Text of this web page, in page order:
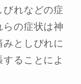
れなどの症
の症状は神
としびれに
ることによ